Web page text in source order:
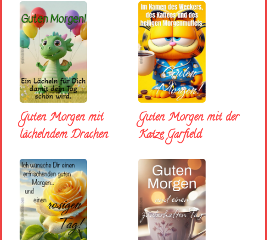
Guten Morgen mit
lächelndem Drachen
Guten Morgen mit der
Katze Garfield